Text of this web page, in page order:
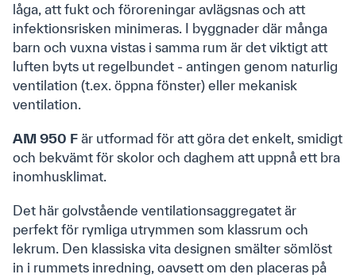
låga, att fukt och föroreningar avlägsnas och att
infektionsrisken minimeras. I byggnader där många
barn och vuxna vistas i samma rum är det viktigt att
luften byts ut regelbundet - antingen genom naturlig
ventilation (t.ex. öppna fönster) eller mekanisk
ventilation.
AM 950 F är utformad för att göra det enkelt, smidigt
och bekvämt för skolor och daghem att uppnå ett bra
inomhusklimat.
Det här golvstående ventilationsaggregatet är
perfekt för rymliga utrymmen som klassrum och
lekrum. Den klassiska vita designen smälter sömlöst
in i rummets inredning, oavsett om den placeras på